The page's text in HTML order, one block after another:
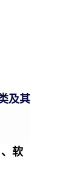
及其
、软